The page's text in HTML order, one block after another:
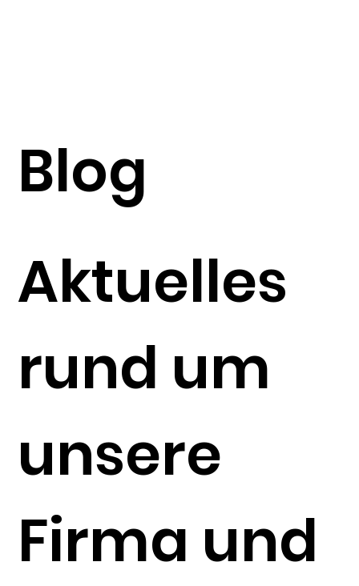
Blog
Aktuelles
rund um
unsere
Firma und